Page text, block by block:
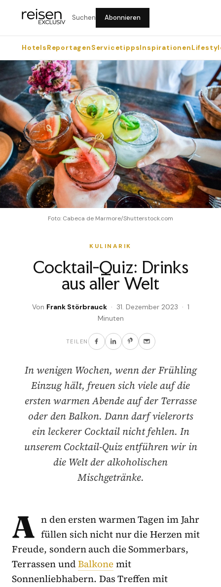
Suchen Abonnieren
HotelsReportagenServicetippsInspirationen
Foto: Cabeca de Marmore/Shutterstock.com
KULINARIK
Cocktail-Quiz: Drinks
aus aller Welt
Von Frank Störbrauck· 31. Dezember 2023 · 1
Minuten
TEILEN
In wenigen Wochen, wenn der Frühling
Einzug hält, freuen sich viele auf die
ersten warmen Abende auf der Terrasse
oder den Balkon. Dann darf vielerorts
ein leckerer Cocktail nicht fehlen. In
unserem Cocktail-Quiz entführen wir in
die Welt der alkoholischen
Mischgetränke.
A n den ersten warmen Tagen im Jahr
füllen sich nicht nur die Herzen mit
Freude, sondern auch die Sommerbars,
Terrassen undBalkonemit
Sonnenliebhabern. Das Treffen mit